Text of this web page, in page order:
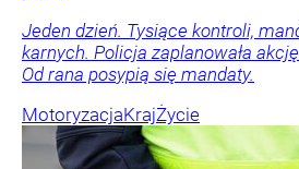
Jeden dzień. Tysiące kontroli,
karnych. Policja zaplanowała
Od rana posypią się mandaty.
MotoryzacjaKrajŻycie